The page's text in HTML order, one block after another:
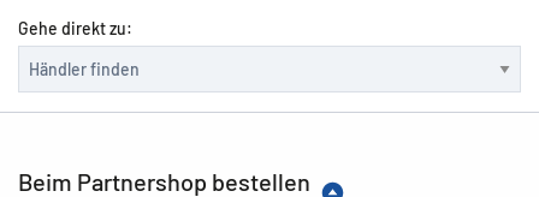
Gehe direkt zu:
Beim Partnershop bestellen